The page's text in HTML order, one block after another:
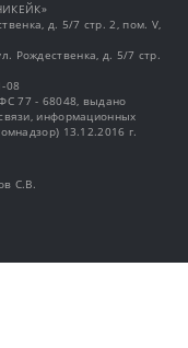
д. 5/7 стр. 2, пом. V,
Рождественка, д. 5/7 стр.
08
77 - 68048, выдано
информационных
13.12.2016 г.
С.В.